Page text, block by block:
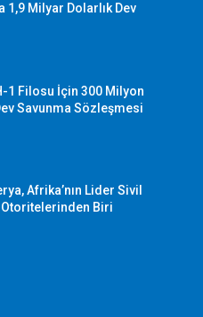
1,9 Milyar Dolarlık Dev
1 Filosu İçin 300 Milyon
Savunma Sözleşmesi
Afrika’nın Lider Sivil
Otoritelerinden Biri